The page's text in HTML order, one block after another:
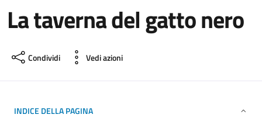
La taverna del gatto nero
Condividi Vedi azioni
INDICE DELLA PAGINA